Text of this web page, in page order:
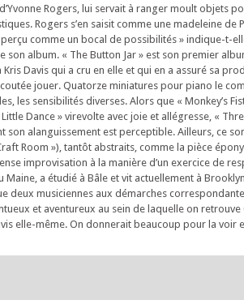
Rogers, lui servait à ranger moult objets
Rogers s’en saisit comme une madeleine de
perçu comme un bocal de possibilités » indique-t-
son album. « The Button Jar » est son premier
Kris Davis qui a cru en elle et qui en a assuré sa
jouer. Quatorze miniatures pour piano le
les sensibilités diverses. Alors que « Monkey’s
Dance » virevolte avec joie et allégresse, «
alanguissement est perceptible. Ailleurs, ce
Room »), tantôt abstraits, comme la pièce
improvisation à la manière d’un exercice de
a étudié à Bâle et vit actuellement à
deux musiciennes aux démarches
et aventureux au sein de laquelle on retrouve
elle-même. On donnerait beaucoup pour la voir